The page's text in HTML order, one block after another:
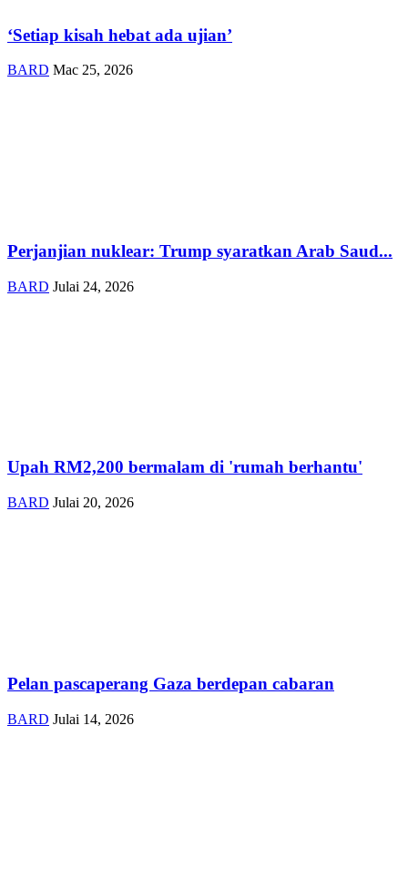
‘Setiap kisah hebat ada ujian’
BARD Mac 25, 2026
Perjanjian nuklear: Trump syaratkan Arab Saud...
BARD Julai 24, 2026
Upah RM2,200 bermalam di 'rumah berhantu'
BARD Julai 20, 2026
Pelan pascaperang Gaza berdepan cabaran
BARD Julai 14, 2026